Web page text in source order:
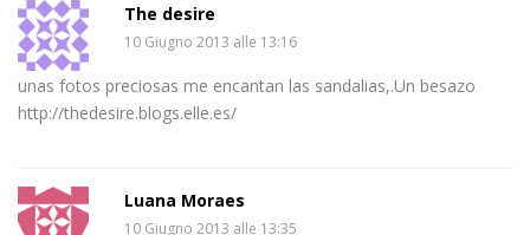
The desire
10 Giugno 2013 alle 13:16
unas fotos preciosas me encantan las sandalias,.Un besazo
http://thedesire.blogs.elle.es/
Luana Moraes
10 Giugno 2013 alle 13:35